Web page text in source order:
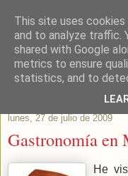
Este Vino
Vinos y más cosas
lunes, 27 de julio de 2009
Gastronomía en
He
This site uses
and to analyze traffic.
shared with Google
metrics to ensure
statistics, and to